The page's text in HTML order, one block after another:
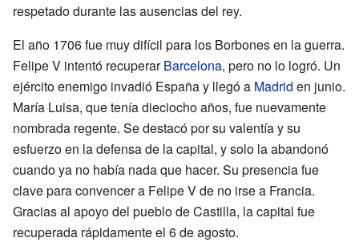
respetado durante las ausencias del rey.
El año 1706 fue muy difícil para los Borbones en la guerra.
Felipe V intentó recuperarBarcelona, pero no lo logró. Un
ejército enemigo invadió España y llegó a Madrid en junio.
María Luisa, que tenía dieciocho años, fue nuevamente
nombrada regente. Se destacó por su valentía y su
esfuerzo en la defensa de la capital, y solo la abandonó
cuando ya no había nada que hacer. Su presencia fue
clave para convencer a Felipe V de no irse a Francia.
Gracias al apoyo del pueblo de Castilla, la capital fue
recuperada rápidamente el 6 de agosto.